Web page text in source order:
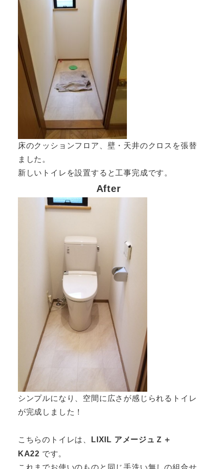
床のクッションフロア、壁・天井のクロスを張替
ました。
新しいトイレを設置すると工事完成です。
After
シンプルになり、空間に広さが感じられるトイレ
が完成しました！
こちらのトイレは、 LIXIL アメージュＺ＋
KA22 です。
これまでお使いのものと同じ手洗い無しの組合せ